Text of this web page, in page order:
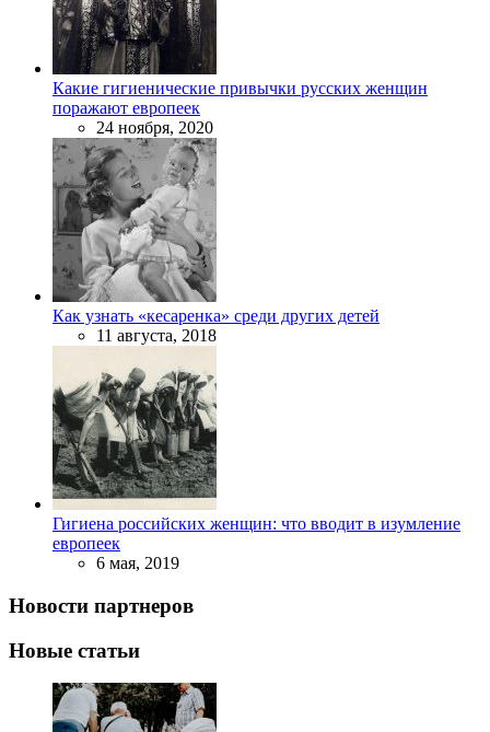
Какие гигиенические привычки русских женщин
поражают европеек
24 ноября, 2020
Как узнать «кесаренка» среди других детей
11 августа, 2018
Гигиена российских женщин: что вводит в изумление
европеек
6 мая, 2019
Новости партнеров
Новые статьи